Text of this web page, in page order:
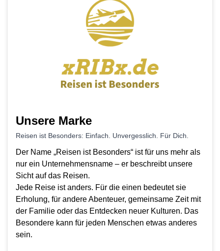
Unsere Marke
Reisen ist Besonders: Einfach. Unvergesslich. Für Dich.
Der Name „Reisen ist Besonders“ ist für uns mehr als
nur ein Unternehmensname – er beschreibt unsere
Sicht auf das Reisen.
Jede Reise ist anders. Für die einen bedeutet sie
Erholung, für andere Abenteuer, gemeinsame Zeit mit
der Familie oder das Entdecken neuer Kulturen. Das
Besondere kann für jeden Menschen etwas anderes
sein.